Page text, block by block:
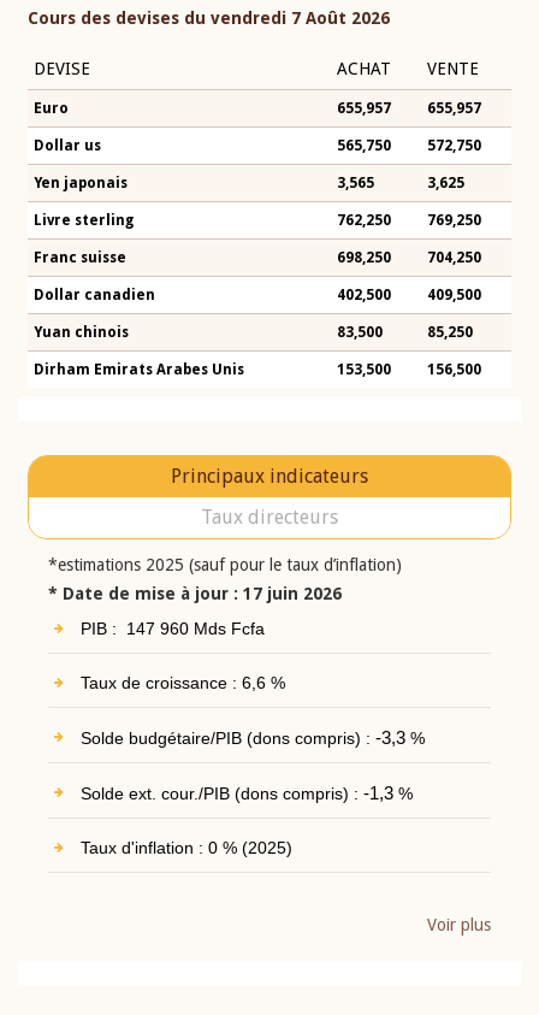
Cours des devises du vendredi 7 Août 2026
DEVISE ACHAT VENTE
Euro 655,957 655,957
Dollar us 565,750 572,750
Yen japonais 3,565 3,625
Livre sterling 762,250 769,250
Franc suisse 698,250 704,250
Dollar canadien 402,500 409,500
Yuan chinois 83,500 85,250
Dirham Emirats Arabes Unis 153,500 156,500
Principaux indicateurs
Taux directeurs
*estimations 2025 (sauf pour le taux d’inflation)
* Date de mise à jour : 17 juin 2026
PIB : 147 960 Mds Fcfa
Taux de croissance : 6,6 %
Solde budgétaire/PIB (dons compris) : -3,3%
Solde ext. cour./PIB (dons compris) : -1,3%
Taux d'inflation : 0 % (2025)
Voir plus